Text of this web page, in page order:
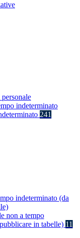
indeterminato
241
indeterminato (da
non a tempo
in tabelle) 11